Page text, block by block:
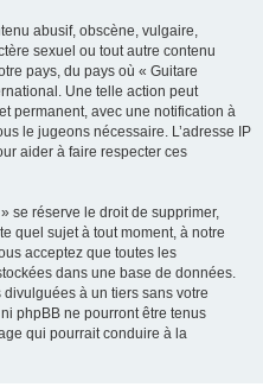
abusif, obscène, vulgaire,
sexuel ou tout autre contenu
pays, du pays où « Guitare
Une telle action peut
permanent, avec une notification à
le jugeons nécessaire. L’adresse IP
aider à faire respecter ces
se réserve le droit de supprimer,
quel sujet à tout moment, à notre
acceptez que toutes les
dans une base de données.
à un tiers sans votre
phpBB ne pourront être tenus
qui pourrait conduire à la